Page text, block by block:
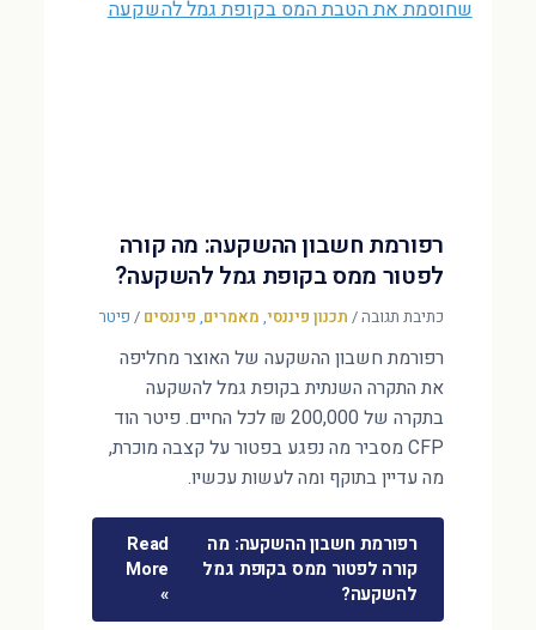
רפורמת חשבון ההשקעה: מה קורה
לפטור ממס בקופת גמל להשקעה?
כתיבת תגובה/ תכנון פיננסי, מאמרים, פיננסים / פיטר
רפורמת חשבון ההשקעה של האוצר מחליפה
את התקרה השנתית בקופת גמל להשקעה
בתקרה של 200,000 ₪ לכל החיים. פיטר הוד
CFP מסביר מה נפגע בפטור על קצבה מוכרת,
מה עדיין בתוקף ומה לעשות עכשיו.
רפורמת חשבון ההשקעה: מה
קורה לפטור ממס בקופת גמל
להשקעה?
Read
More
»